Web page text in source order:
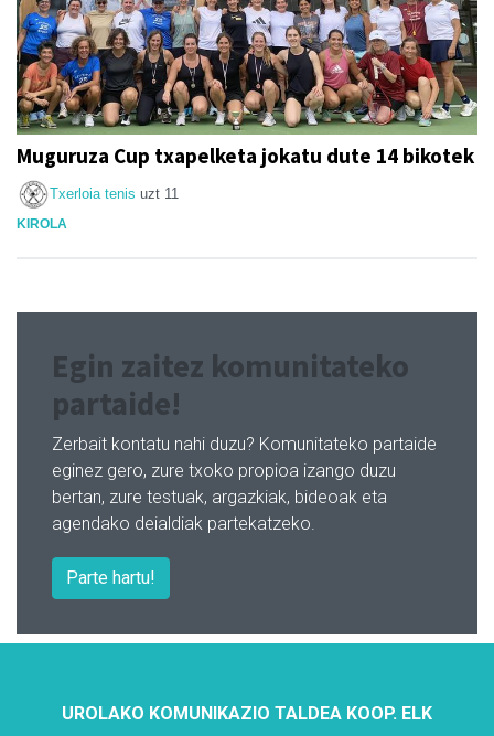
Muguruza Cup txapelketa jokatu dute 14 bikotek
Txerloia tenis uzt 11
KIROLA
Egin zaitez komunitateko
partaide!
Zerbait kontatu nahi duzu? Komunitateko partaide
eginez gero, zure txoko propioa izango duzu
bertan, zure testuak, argazkiak, bideoak eta
agendako deialdiak partekatzeko.
Parte hartu!
UROLAKO KOMUNIKAZIO TALDEA KOOP. ELK